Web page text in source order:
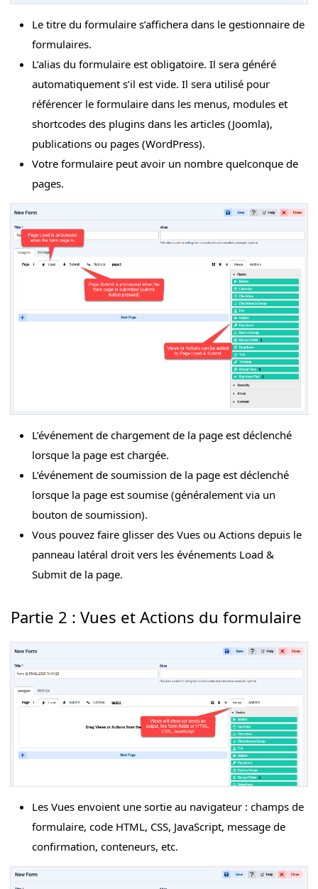
Le titre du formulaire s’affichera dans le gestionnaire de
formulaires.
L’alias du formulaire est obligatoire. Il sera généré
automatiquement s’il est vide. Il sera utilisé pour
référencer le formulaire dans les menus, modules et
shortcodes des plugins dans les articles (Joomla),
publications ou pages (WordPress).
Votre formulaire peut avoir un nombre quelconque de
pages.
L’événement de chargement de la page est déclenché
lorsque la page est chargée.
L’événement de soumission de la page est déclenché
lorsque la page est soumise (généralement via un
bouton de soumission).
Vous pouvez faire glisser des Vues ou Actions depuis le
panneau latéral droit vers les événements Load &
Submit de la page.
Partie 2 : Vues et Actions du formulaire
Les Vues envoient une sortie au navigateur : champs de
formulaire, code HTML, CSS, JavaScript, message de
confirmation, conteneurs, etc.